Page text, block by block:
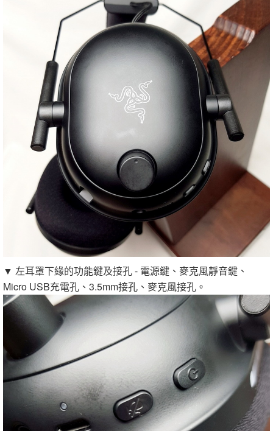
▼ 左耳罩下緣的功能鍵及接孔 - 電源鍵、麥克風靜音鍵、
Micro USB充電孔、3.5mm接孔、麥克風接孔。